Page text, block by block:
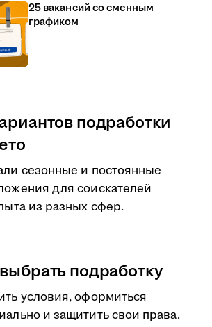
25 вакансий со сменным
графиком
подработки
сезонные и постоянные
для соискателей
из разных сфер.
подработку
условия, оформиться
и защитить свои права.